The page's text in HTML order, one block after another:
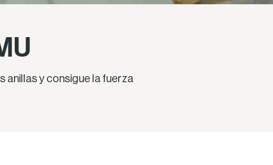
anillas y consigue la fuerza